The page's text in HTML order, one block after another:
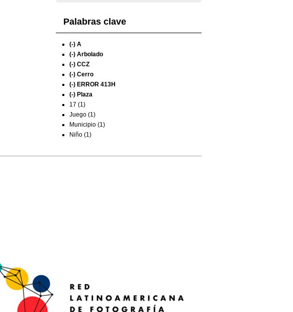
Palabras clave
(-) A
(-) Arbolado
(-) CCZ
(-) Cerro
(-) ERROR 413H
(-) Plaza
17 (1)
Juego (1)
Municipio (1)
Niño (1)